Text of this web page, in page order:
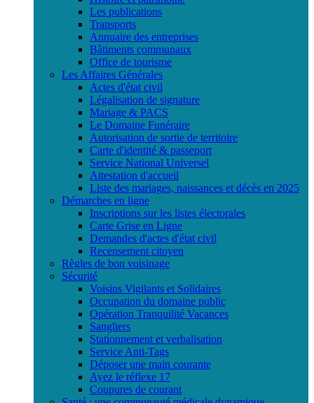
Les publications
Transports
Annuaire des entreprises
Bâtiments communaux
Office de tourisme
Les Affaires Générales
Actes d'état civil
Légalisation de signature
Mariage & PACS
Le Domaine Funéraire
Autorisation de sortie de territoire
Carte d'identité & passeport
Service National Universel
Attestation d'accueil
Liste des mariages, naissances et décès en 2025
Démarches en ligne
Inscriptions sur les listes électorales
Carte Grise en Ligne
Demandes d'actes d'état civil
Recensement citoyen
Règles de bon voisinage
Sécurité
Voisins Vigilants et Solidaires
Occupation du domaine public
Opération Tranquilité Vacances
Sangliers
Stationnement et verbalisation
Service Anti-Tags
Déposer une main courante
Ayez le réflexe 17
Coupures de courant